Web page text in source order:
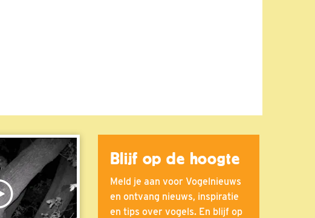
Blijf op de hoogte
Meld je aan voor Vogelnieuws
en ontvang nieuws, inspiratie
en tips over vogels. En blijf op